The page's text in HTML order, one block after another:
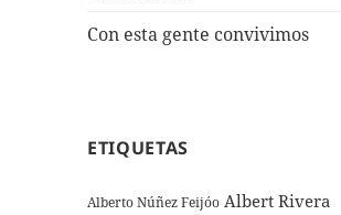
Con esta gente convivimos
ETIQUETAS
Alberto Núñez Feijóo Albert Rivera